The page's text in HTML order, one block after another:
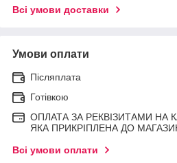
Всі умови доставки
Умови оплати
Післяплата
Готівкою
ОПЛАТА ЗА РЕКВІЗИТАМИ НА
ЯКА ПРИКРІПЛЕНА ДО
Всі умови оплати